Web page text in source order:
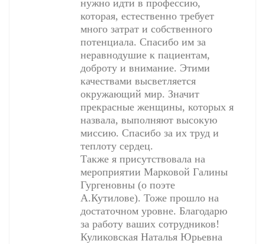
нужно идти в профессию,
которая, естественно требует
много затрат и собственного
потенциала. Спасибо им за
неравнодушие к пациентам,
доброту и внимание. Этими
качествами высветляется
окружающий мир. Значит
прекрасные женщины, которых я
назвала, выполняют высокую
миссию. Спасибо за их труд и
теплоту сердец.
Также я присутствовала на
мероприятии Марковой Галины
Гургеновны (о поэте
А.Кутилове). Тоже прошло на
достаточном уровне. Благодарю
за работу ваших сотрудников!
Куликовская Наталья Юрьевна